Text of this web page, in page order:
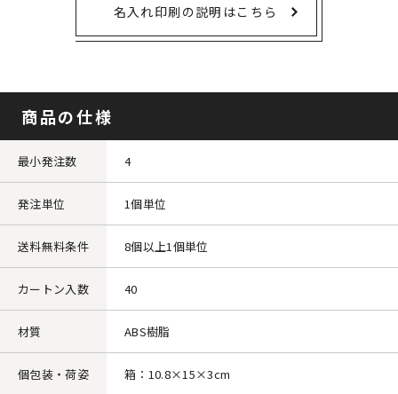
名入れ印刷の説明はこちら
商品の仕様
最小発注数 4
発注単位 1個単位
送料無料条件 8個以上1個単位
カートン入数 40
材質 ABS樹脂
個包装・荷姿 箱：10.8×15×3cm